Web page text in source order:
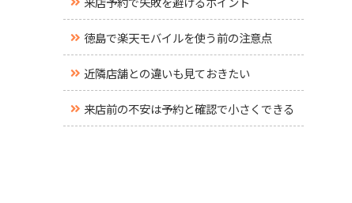
徳島で楽天モバイルを使う前の注意点
近隣店舗との違いも見ておきたい
来店前の不安は予約と確認で小さくできる